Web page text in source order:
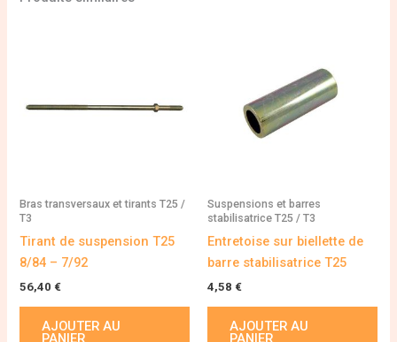
Bras transversaux et tirants T25 /
T3
Tirant de suspension T25
8/84 – 7/92
56,40 €
AJOUTER AU
PANIER
Suspensions et barres
stabilisatrice T25 / T3
Entretoise sur biellette de
barre stabilisatrice T25
4,58 €
AJOUTER AU
PANIER